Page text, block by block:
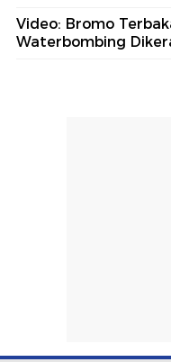
Video: Bromo
Waterbombing